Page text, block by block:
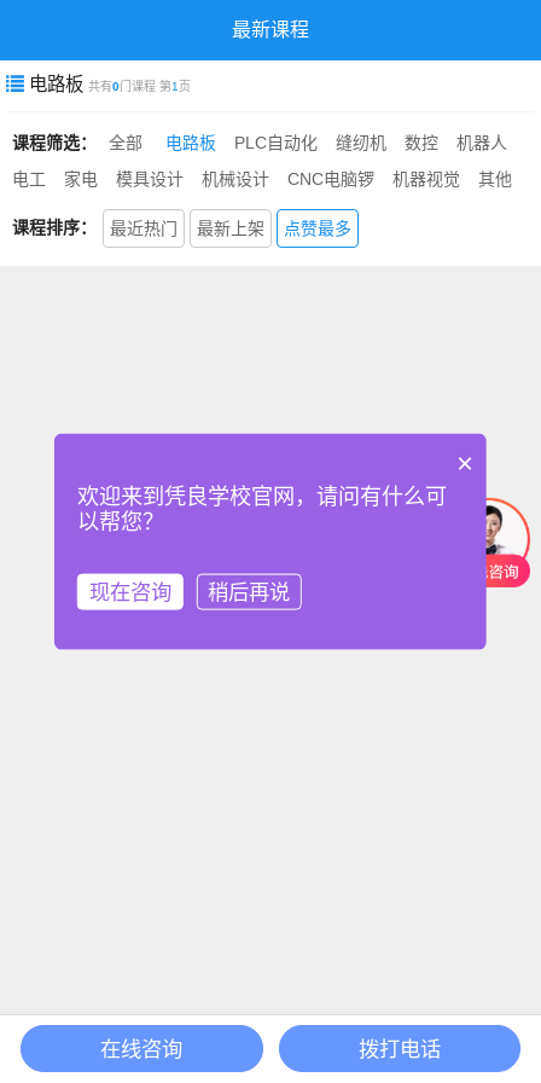
最新课程
电路板共有0门课程 第1 页
课程筛选： 全部 电路板 PLC自动化 缝纫机 数控
机器人
电工
家电 模具设计 机械设计 CNC电脑锣 机器视觉 其他
课程排序： 最近热门 最新上架 点赞最多
×
欢迎来到凭良学校官网，请问有什么可
以帮您？
现在咨询 稍后再说
在线咨询 拨打电话